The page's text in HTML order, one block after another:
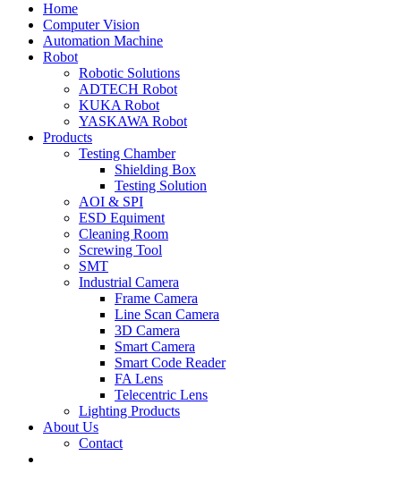
Home
Computer Vision
Automation Machine
Robot
Robotic Solutions
ADTECH Robot
KUKA Robot
YASKAWA Robot
Products
Testing Chamber
Shielding Box
Testing Solution
AOI & SPI
ESD Equiment
Cleaning Room
Screwing Tool
SMT
Industrial Camera
Frame Camera
Line Scan Camera
3D Camera
Smart Camera
Smart Code Reader
FA Lens
Telecentric Lens
Lighting Products
About Us
Contact